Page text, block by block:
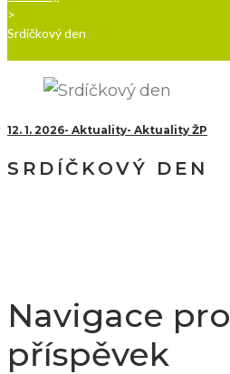
>
Srdíčkový den
12. 1. 2026 Aktuality Aktuality ŽP
SRDÍČKOVÝ DEN
Navigace pro
příspěvek